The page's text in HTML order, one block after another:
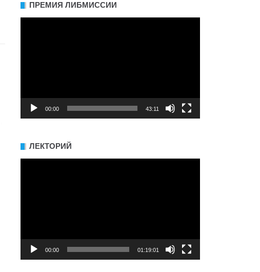
ПРЕМИЯ ЛИБМИССИИ
00:00 43:11
ЛЕКТОРИЙ
00:00 01:19:01